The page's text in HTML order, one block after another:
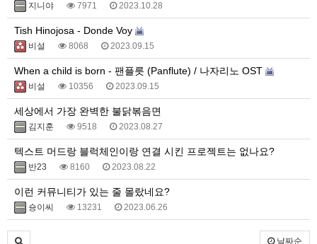
지니야 7971 2023.10.28
Tish Hinojosa - Donde Voy
비설 8068 2023.09.15
When a child is born - 팬플릇 (Panflute) / 나자리노 OST
비설 10356 2023.09.15
세상에서 가장 완벽한 불닭볶음면
김지훈 9518 2023.08.27
텍스트 머드랑 블럭체인이랑 연결 시킨 프로젝트는 없나요?
반23 8160 2023.08.22
이런 커뮤니티가 있는 줄 몰랐네요?
숑이씨 13231 2023.06.26
날짜순